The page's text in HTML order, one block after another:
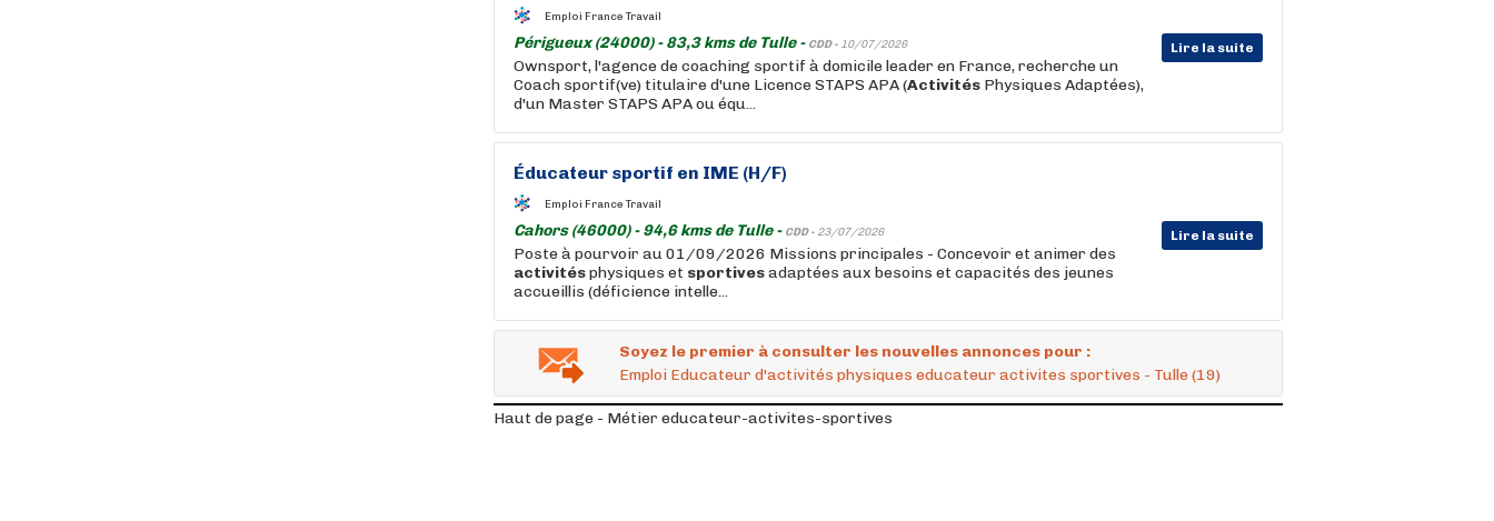
Emploi France Travail
Périgueux (24000) - 83,3 kms de Tulle - CDD - 10/07/2026 Lire la suite
Ownsport, l'agence de coaching sportif à domicile leader en France, recherche un
Coach sportif(ve) titulaire d'une Licence STAPS APA (Activités Physiques Adaptées),
d'un Master STAPS APA ou équ...
Éducateur sportif en IME (H/F)
Emploi France Travail
Cahors (46000) - 94,6 kms de Tulle - CDD - 23/07/2026 Lire la suite
Poste à pourvoir au 01/09/2026 Missions principales - Concevoir et animer des
activitésphysiques et sportivesadaptées aux besoins et capacités des jeunes
accueillis (déficience intelle...
Soyez le premier à consulter les nouvelles annonces pour :
Emploi Educateur d'activités physiques educateur activites sportives - Tulle (19)
Haut de page - Métier educateur-activites-sportives